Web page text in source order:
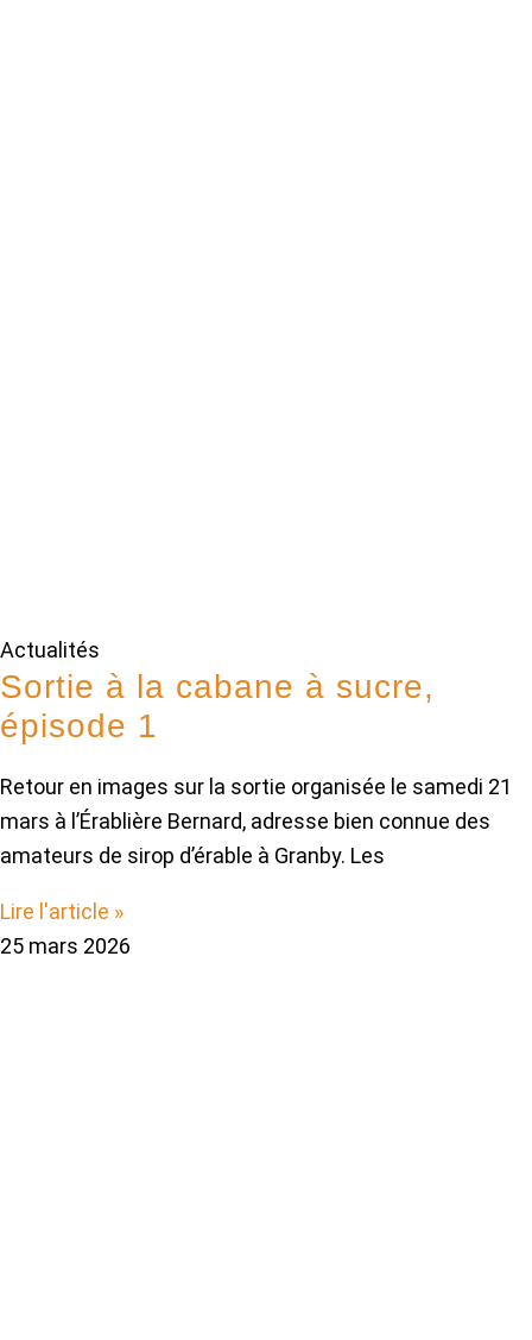
Actualités
Sortie à la cabane à sucre,
épisode 1
Retour en images sur la sortie organisée le samedi 21
mars à l’Érablière Bernard, adresse bien connue des
amateurs de sirop d’érable à Granby. Les
Lire l'article »
25 mars 2026